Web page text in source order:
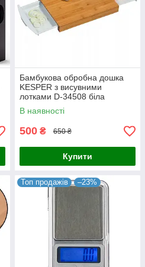
Бамбукова обробна дошка
KESPER з висувними
лотками D-34508 біла
В наявності
500 ₴ 650 ₴
Купити
Топ продажів –23%